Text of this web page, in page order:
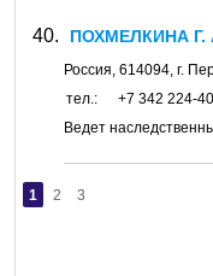
ПОХМЕЛКИНА Г.
Россия, 614094, г.
тел.:
+7 342 224-
Ведет
1 2 3